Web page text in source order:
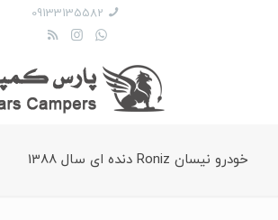
09133135582
خودرو نیسان Roniz دنده ای سال 1388